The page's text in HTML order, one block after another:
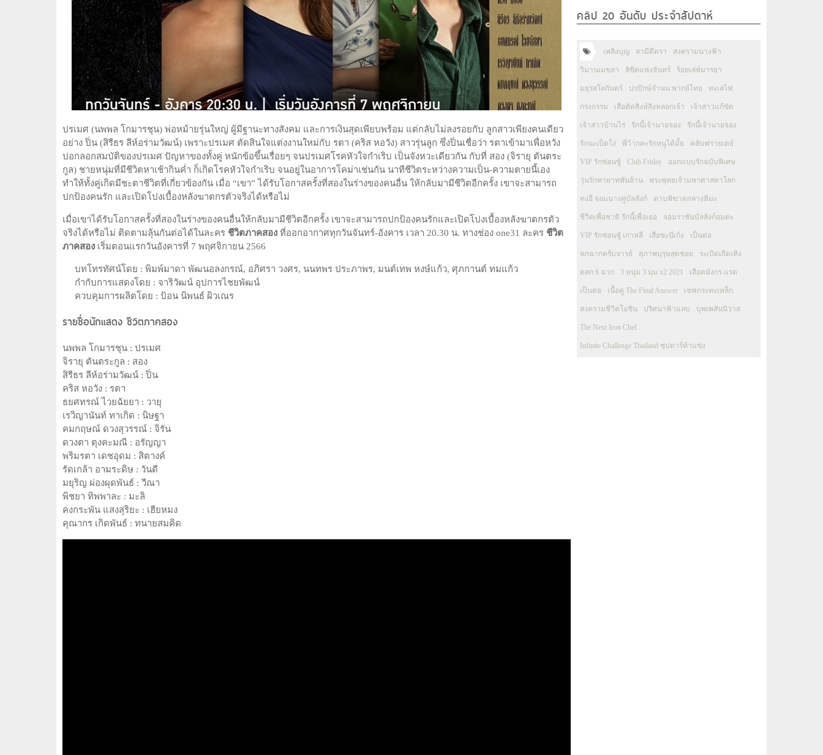
ปรเมศ (นพพล โกมารชุน) พ่อหม้ายรุ่นใหญ่ ผู้มีฐานะทางสังคม และการเงินสุดเพียบพร้อม แต่กลับไม่ลงรอยกับ ลูกสาวเพียงคนเดียว
อย่าง ปิ่น (สิรีธร ลีห์อร่ามวัฒน์) เพราะปรเมศ ตัดสินใจแต่งงานใหม่กับ รตา (คริส หอวัง) สาวรุ่นลูก ซึ่งปิ่นเชื่อว่า รตาเข้ามาเพื่อหวัง
ปอกลอกสมบัติของปรเมศ ปัญหาของทั้งคู่ หนักข้อขึ้นเรื่อยๆ จนปรเมศโรคหัวใจกำเริบ เป็นจังหวะเดียวกัน กับที่ สอง (จิรายุ ตันตระ
กูล) ชายหนุ่มที่มีชีวิตหาเช้ากินค่ำ ก็เกิดโรคหัวใจกำเริบ จนอยู่ในอาการโคม่าเช่นกัน นาทีชีวิตระหว่างความเป็น-ความตายนี้เอง
ทำให้ทั้งคู่เกิดมีชะตาชีวิตที่เกี่ยวข้องกัน เมื่อ “เขา” ได้รับโอกาสครั้งที่สองในร่างของคนอื่น ให้กลับมามีชีวิตอีกครั้ง เขาจะสามารถ
ปกป้องคนรัก และเปิดโปงเบื้องหลังฆาตกรตัวจริงได้หรือไม่
เมื่อเขาได้รับโอกาสครั้งที่สองในร่างของคนอื่นให้กลับมามีชีวิตอีกครั้ง เขาจะสามารถปกป้องคนรักและเปิดโปงเบื้องหลังฆาตกรตัว
จริงได้หรือไม่ ติดตามลุ้นกันต่อได้ในละคร ชีวิตภาคสอง ที่ออกอากาศทุกวันจันทร์-อังคาร เวลา 20.30 น. ทางช่อง one31 ละคร ชีวิต
ภาคสอง เริ่มตอนแรกวันอังคารที่ 7 พฤศจิกายน 2566
บทโทรทัศน์โดย : พิมพ์มาดา พัฒนอลงกรณ์, อภิศรา วงศร, นนทพร ประภาพร, มนต์เทพ หงษ์แก้ว, ศุภกานต์ ทมแก้ว
กำกับการแสดงโดย : จาริวัฒน์ อุปการไชยพัฒน์
ควบคุมการผลิตโดย : ป้อน นิพนธ์ ผิวเณร
รายชื่อนักแสดง ชีวิตภาคสอง
นพพล โกมารชุน : ปรเมศ
จิรายุ ตันตระกูล : สอง
สิรีธร ลีห์อร่ามวัฒน์ : ปิ่น
คริส หอวัง : รตา
ธยศทรณ์ ไวยฉัยยา : วายุ
เรวิญานันท์ ทาเกิด : นิษฐา
คมกฤษณ์ ดวงสุวรรณ์ : จิรัน
ดวงตา ตุงคะมณี : อรัญญา
พริมรตา เดชอุดม : สิตางค์
รัดเกล้า อามระดิษ : วันดี
มยุริญ ผ่องผุดพันธ์ : วีณา
พิชยา ทิพพาละ : มะลิ
คงกระพัน แสงสุริยะ : เฮียหมง
คุณากร เกิดพันธ์ : ทนายสมคิด
คลิป 20 อันดับ ประจำสัปดาห์
เพลิงบุญ สามีตีตรา สงครามนางฟ้า
วิมานเมขลา ลิขิตแห่งจันทร์ ร้อยเล่ห์มารยา
มธุรสโลกันตร์ ปรปักษ์จำนน พากย์ไทย ทะเลไฟ
กรงกรรม เสือตัดสิงห์ลิงหลอกเจ้า เจ้าสาวแก้ขัด
เจ้าสาวบ้านไร่ รักนี้เจ้านายจอง รักนี้เจ้านายจอง
รักนะเป็ดโง่ พี่ว้ากคะรักหนูได้มั้ย คลับฟรายเดย์
VIP รักซ่อนชู้ Club Friday ออกแบบรักฉบับพิเศษ
วุ่นรักทายาทพันล้าน พระพุทธเจ้ามหาศาสดาโลก
ทงอี จอมนางคู่บัลลังก์ ดาบพิฆาตกลางหิมะ
ชีวิตเพื่อชาติ รักนี้เพื่อเธอ จอมราชันบัลลังก์อมตะ
VIP รักซ่อนชู้ เกาหลี เสือชะนีเก้ง เป็นต่อ
หกฉากครับจารย์ สุภาพบุรุษสุดซอย ระเบิดเถิดเทิง
ตลก 6 ฉาก 3 หนุ่ม 3 มุม x2 2021 เลือดมังกร แรด
เป็นต่อ เนื้อคู่ The Final Answer เชฟกระทะเหล็ก
สงครามชีวิตโอชิน ปริศนาฟ้าแลบ บุพเพสันนิวาส
The Next Iron Chef
Infinite Challenge Thailand ซุปตาร์ท้าแข่ง